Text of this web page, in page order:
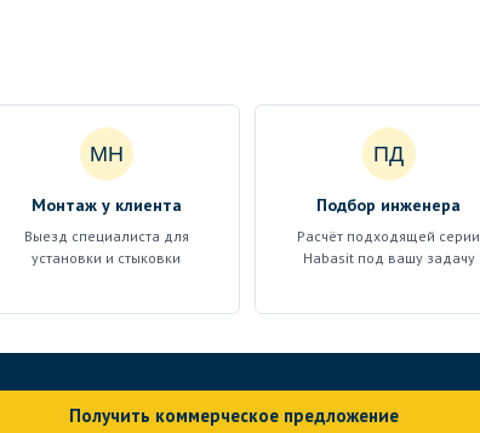
МН
Монтаж у клиента
Выезд специалиста для
установки и стыковки
ПД
Подбор инженера
Расчёт подходящей серии
Habasit под вашу задачу
Получить коммерческое предложение